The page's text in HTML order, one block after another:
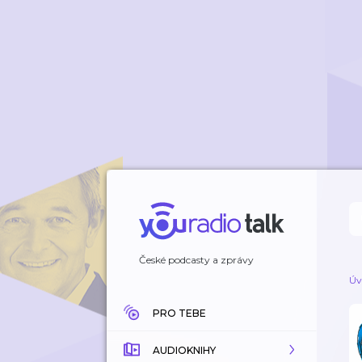
České podcasty a zprávy
PRO TEBE
AUDIOKNIHY